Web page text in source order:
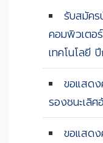
รับสมัคร
คอมพิวเตอ
เทคโนโลยี
ขอแสดง
รองชนะเลิ
ขอแสดง